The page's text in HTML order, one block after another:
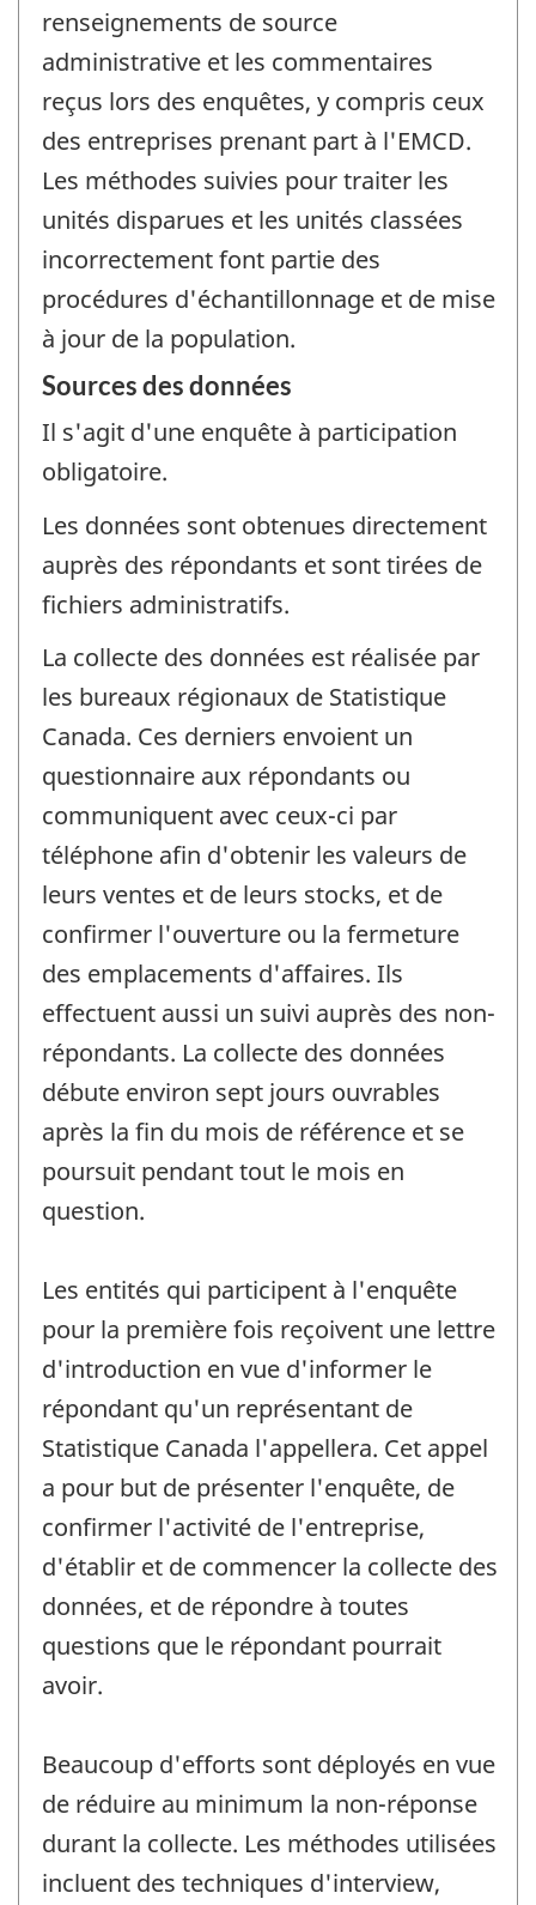
renseignements de source
administrative et les commentaires
reçus lors des enquêtes, y compris ceux
des entreprises prenant part à l'EMCD.
Les méthodes suivies pour traiter les
unités disparues et les unités classées
incorrectement font partie des
procédures d'échantillonnage et de mise
à jour de la population.
Sources des données
Il s'agit d'une enquête à participation
obligatoire.
Les données sont obtenues directement
auprès des répondants et sont tirées de
fichiers administratifs.
La collecte des données est réalisée par
les bureaux régionaux de Statistique
Canada. Ces derniers envoient un
questionnaire aux répondants ou
communiquent avec ceux-ci par
téléphone afin d'obtenir les valeurs de
leurs ventes et de leurs stocks, et de
confirmer l'ouverture ou la fermeture
des emplacements d'affaires. Ils
effectuent aussi un suivi auprès des non-
répondants. La collecte des données
débute environ sept jours ouvrables
après la fin du mois de référence et se
poursuit pendant tout le mois en
question.
Les entités qui participent à l'enquête
pour la première fois reçoivent une lettre
d'introduction en vue d'informer le
répondant qu'un représentant de
Statistique Canada l'appellera. Cet appel
a pour but de présenter l'enquête, de
confirmer l'activité de l'entreprise,
d'établir et de commencer la collecte des
données, et de répondre à toutes
questions que le répondant pourrait
avoir.
Beaucoup d'efforts sont déployés en vue
de réduire au minimum la non-réponse
durant la collecte. Les méthodes utilisées
incluent des techniques d'interview,